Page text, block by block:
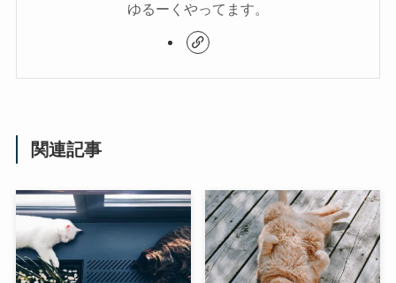
ゆるーくやってます。
関連記事